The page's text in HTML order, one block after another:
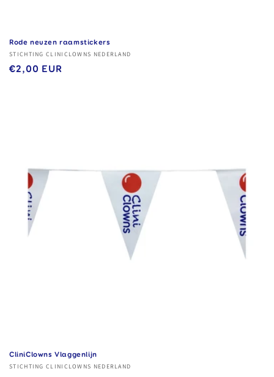
Rode neuzen raamstickers
Verkoper:
STICHTING CLINICLOWNS NEDERLAND
Normale
€2,00 EUR
CliniClowns Vlaggenlijn
Verkoper:
STICHTING CLINICLOWNS NEDERLAND